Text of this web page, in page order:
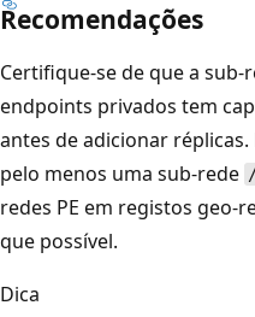
Recomendações
Certifique-se de que a sub-
endpoints privados tem
antes de adicionar
pelo menos uma sub-rede
redes PE em registos geo-
que possível.
Dica